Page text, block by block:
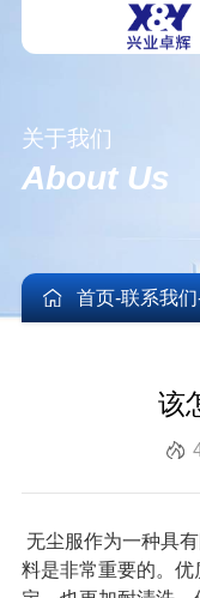
关于我们
About Us
首页-联系我们
该
无尘服作为一种具
料是非常重要的。